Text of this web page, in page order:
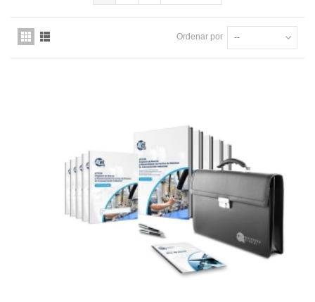
Ordenar por --